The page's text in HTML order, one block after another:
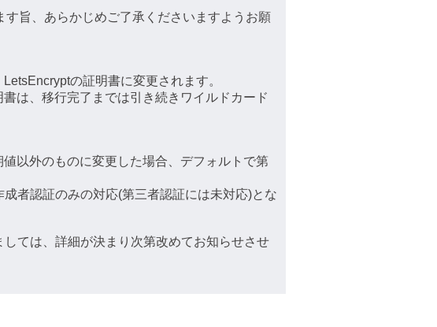
旨、あらかじめご了承くださいますようお願
の証明書に変更されます。
は、移行完了までは引き続きワイルドカード
以外のものに変更した場合、デフォルトで第
者認証のみの対応(第三者認証には未対応)とな
ては、詳細が決まり次第改めてお知らせさせ